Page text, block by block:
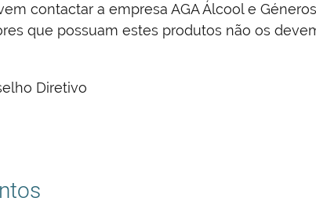
contactar a empresa AGA Álcool e
que possuam estes produtos não os
Diretivo